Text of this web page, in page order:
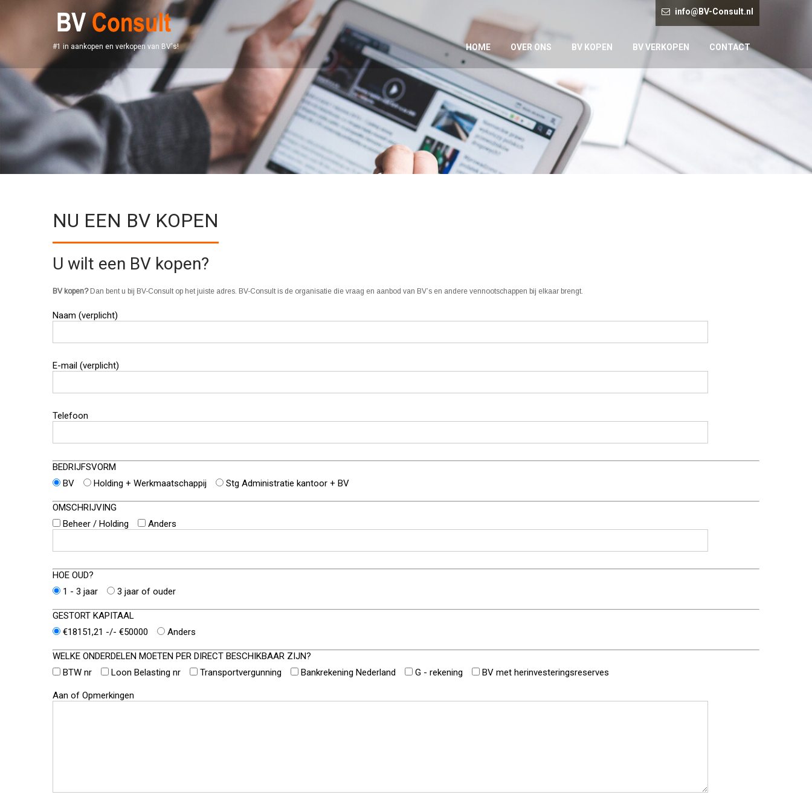
#1 in aankopen en verkopen van BV's!
info@BV-Consult.nl
HOME OVER ONS BV KOPEN BV VERKOPEN CONTACT
NU EEN BV KOPEN
U wilt een BV kopen?
BV kopen?Dan bent u bij BV-Consult op het juiste adres. BV-Consult is de organisatie die vraag en aanbod van BV’s en andere vennootschappen bij elkaar brengt.
Naam (verplicht)
E-mail (verplicht)
Telefoon
BEDRIJFSVORM
BV
Holding + Werkmaatschappij Stg Administratie kantoor + BV
OMSCHRIJVING
Beheer / Holding
Anders
HOE OUD?
1 - 3 jaar
3 jaar of ouder
GESTORT KAPITAAL
€18151,21 -/- €50000
Anders
WELKE ONDERDELEN MOETEN PER DIRECT BESCHIKBAAR ZIJN?
BTW nr
Loon Belasting nr Transportvergunning Bankrekening Nederland G - rekening BV met herinvesteringsreserves
Aan of Opmerkingen